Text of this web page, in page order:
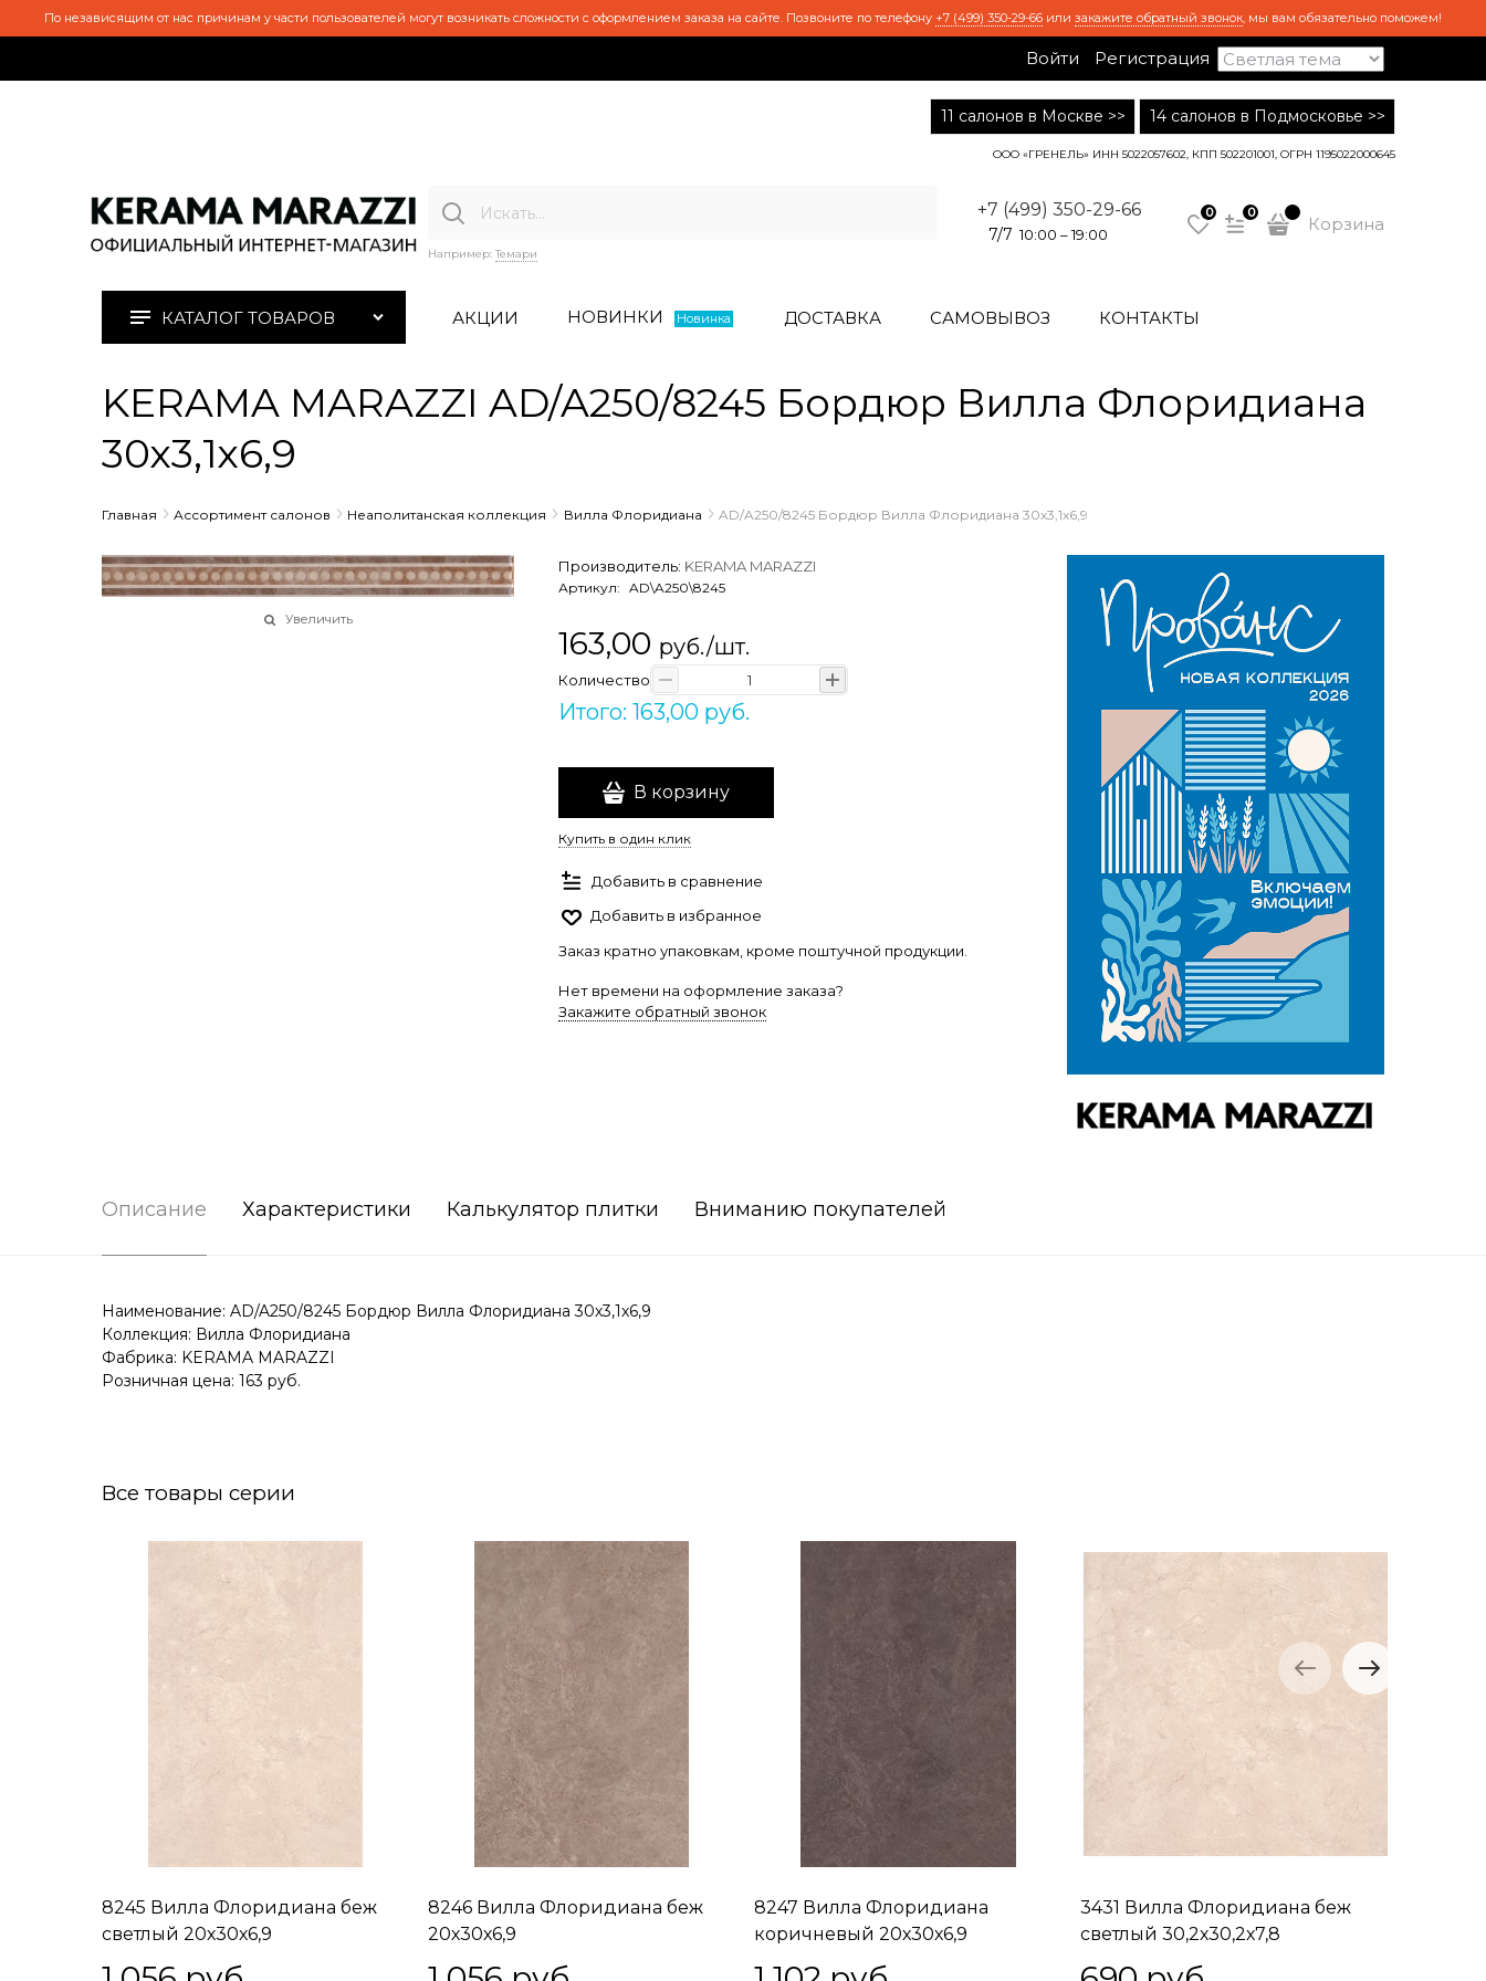
По независящим от нас причинам у части пользователей могут возникать сложности с оформлением заказа на сайте. Позвоните по телефону +7 (499) 350-29-66 или закажите обратный звонок, мы вам обязательно поможем!
Войти Регистрация
11 салонов в Москве >> 14 салонов в Подмосковье >>
ООО «ГРЕНЕЛЬ» ИНН 5022057602, КПП 502201001, ОГРН 1195022000645
Например: Темари
+7 (499) 350-29-66
7/7 10:00 – 19:00
0 0
Корзина
КАТАЛОГ ТОВАРОВ АКЦИИ НОВИНКИ Новинка ДОСТАВКА САМОВЫВОЗ КОНТАКТЫ
KERAMA MARAZZI AD/A250/8245 Бордюр Вилла Флоридиана
30х3,1х6,9
Главная Ассортимент салонов Неаполитанская коллекция Вилла Флоридиана AD/A250/8245 Бордюр Вилла Флоридиана 30х3,1х6,9
Увеличить
Производитель: KERAMA MARAZZI
Артикул: AD\A250\8245
163,00 руб./шт.
Количество
Итого: 163,00 руб.
В корзину
Купить в один клик
Добавить в сравнение
Добавить в избранное
Заказ кратно упаковкам, кроме поштучной продукции.
Нет времени на оформление заказа?
Закажите обратный звонок
Описание Характеристики Калькулятор плитки Вниманию покупателей
Наименование: AD/A250/8245 Бордюр Вилла Флоридиана 30х3,1х6,9
Коллекция: Вилла Флоридиана
Фабрика: KERAMA MARAZZI
Розничная цена: 163 руб.
Все товары серии
8245 Вилла Флоридиана беж
светлый 20х30х6,9
8246 Вилла Флоридиана беж
20х30х6,9
8247 Вилла Флоридиана
коричневый 20х30х6,9
3431 Вилла Флоридиана беж
светлый 30,2х30,2х7,8